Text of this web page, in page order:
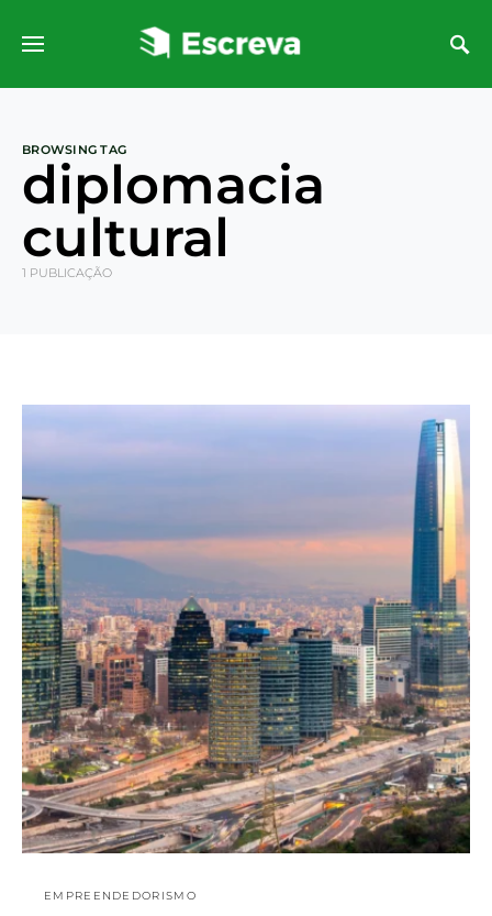
BROWSING TAG
diplomacia
cultural
1 PUBLICAÇÃO
EMPREENDEDORISMO